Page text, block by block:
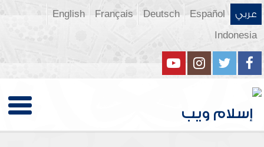
عربي Español
Deutsch
Français
English
Indonesia